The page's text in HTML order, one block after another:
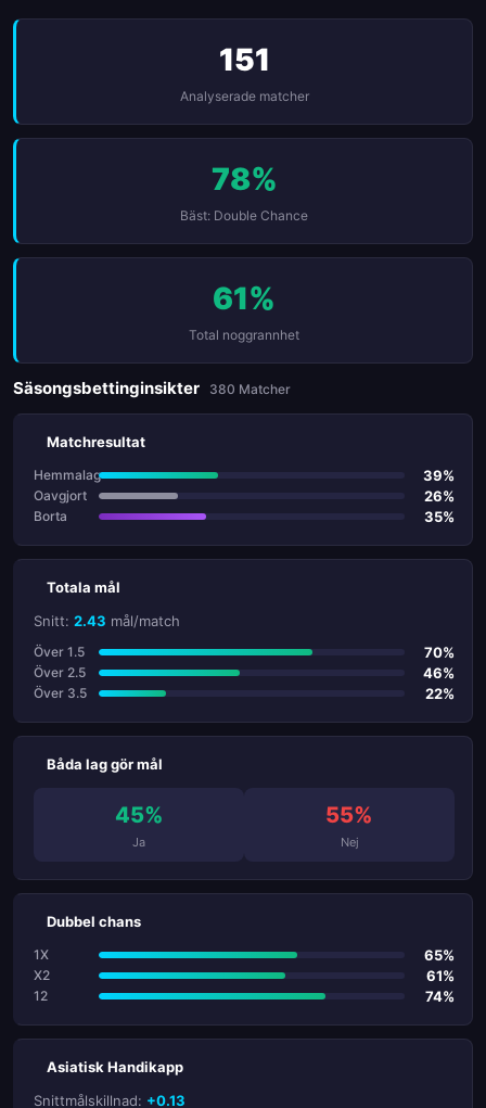
151
Analyserade matcher
78%
Bäst: Double Chance
61%
Total noggrannhet
Säsongsbettinginsikter 380 Matcher
Matchresultat
Hemmalag 39%
Oavgjort 26%
Borta 35%
Totala mål
Snitt: 2.43 mål/match
Över 1.5 70%
Över 2.5 46%
Över 3.5 22%
Båda lag gör mål
45%
Ja
55%
Nej
Dubbel chans
1X 65%
X2 61%
12 74%
Asiatisk Handikapp
Snittmålskillnad: +0.13